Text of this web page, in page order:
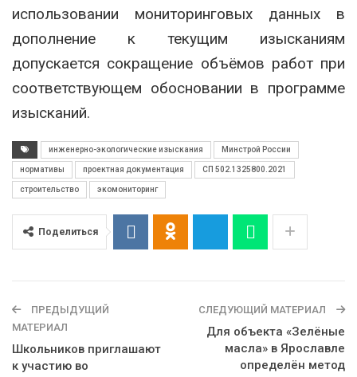
использовании мониторинговых данных в
дополнение к текущим изысканиям
допускается сокращение объёмов работ при
соответствующем обосновании в программе
изысканий.
инженерно-экологические изыскания Минстрой России
нормативы проектная документация СП 502.1325800.2021
строительство экомониторинг
Поделиться
ПРЕДЫДУЩИЙ
МАТЕРИАЛ
Школьников приглашают
к участию во
СЛЕДУЮЩИЙ МАТЕРИАЛ
Для объекта «Зелёные
масла» в Ярославле
определён метод